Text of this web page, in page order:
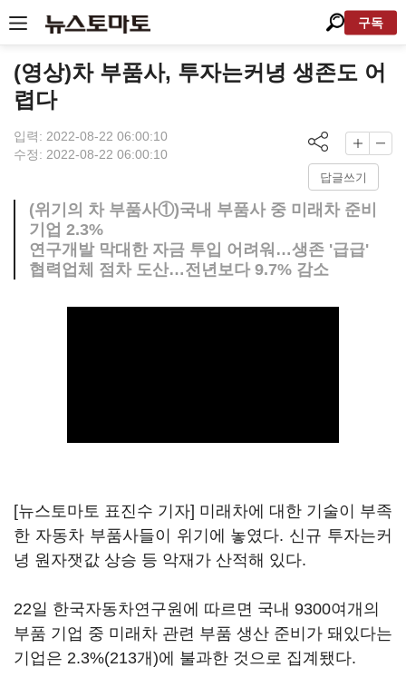
구독
(영상)차 부품사, 투자는커녕 생존도 어
렵다
입력: 2022-08-22 06:00:10
수정: 2022-08-22 06:00:10
답글쓰기
(위기의 차 부품사①)국내 부품사 중 미래차 준비
기업 2.3%
연구개발 막대한 자금 투입 어려워…생존 '급급'
협력업체 점차 도산…전년보다 9.7% 감소
[뉴스토마토 표진수 기자] 미래차에 대한 기술이 부족
한 자동차 부품사들이 위기에 놓였다. 신규 투자는커
녕 원자잿값 상승 등 악재가 산적해 있다.
22일 한국자동차연구원에 따르면 국내 9300여개의
부품 기업 중 미래차 관련 부품 생산 준비가 돼있다는
기업은 2.3%(213개)에 불과한 것으로 집계됐다.